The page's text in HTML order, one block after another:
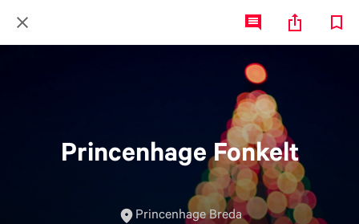
Princenhage Fonkelt
Princenhage Breda